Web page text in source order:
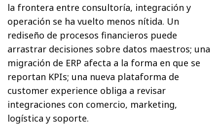
la frontera entre consultoría, integración y
operación se ha vuelto menos nítida. Un
rediseño de procesos financieros puede
arrastrar decisiones sobre datos maestros; una
migración de ERP afecta a la forma en que se
reportan KPIs; una nueva plataforma de
customer experience obliga a revisar
integraciones con comercio, marketing,
logística y soporte.